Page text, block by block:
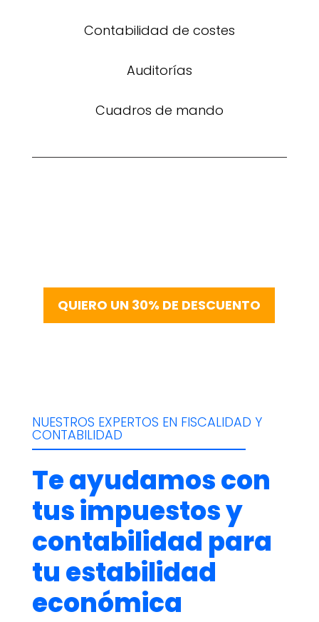
Contabilidad de costes
Auditorías
Cuadros de mando
QUIERO UN 30% DE DESCUENTO
NUESTROS EXPERTOS EN FISCALIDAD Y
CONTABILIDAD
Te ayudamos con
tus impuestos y
contabilidad para
tu estabilidad
económica